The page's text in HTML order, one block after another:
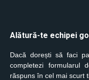
Alătură-te echipei
Dacă dorești să faci
completezi
răspuns în cel mai scurt